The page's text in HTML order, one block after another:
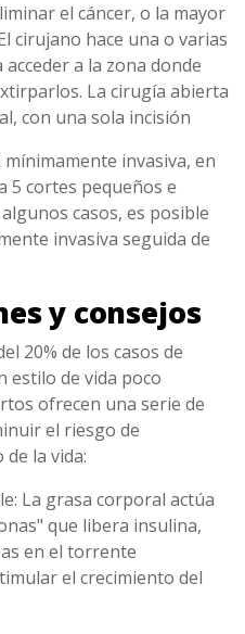
el cáncer, o la mayor
cirujano hace una o varias
a la zona donde
La cirugía abierta
con una sola incisión
invasiva, en
5 cortes pequeños e
casos, es posible
invasiva seguida de
y consejos
20% de los casos de
estilo de vida poco
ofrecen una serie de
el riesgo de
la vida:
La grasa corporal actúa
que libera insulina,
en el torrente
el crecimiento del